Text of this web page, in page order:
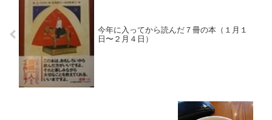
今年に入ってから読んだ７冊の本（１月１
日〜２月４日）